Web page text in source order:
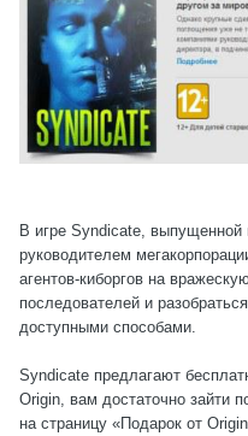
В игре Syndicate, выпущенной
руководителем
агентов-киборгов на
последователей и
доступными способами.
Syndicate предлагают
Origin, вам достаточно зайти
на страницу «Подарок от